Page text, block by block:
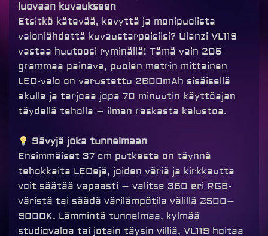
luovaan kuvaukseen
Etsitkö kätevää, kevyttä ja monipuolista
valonlähdettä kuvaustarpeisiisi? Ulanzi VL119
vastaa huutoosi ryminällä! Tämä vain 205
grammaa painava, puolen metrin mittainen
LED-valo on varustettu 2600mAh sisäisellä
akulla ja tarjoaa jopa 70 minuutin käyttöajan
täydellä teholla – ilman raskasta kalustoa.
Sävyjä joka tunnelmaan
Ensimmäiset 37 cm putkesta on täynnä
tehokkaita LEDejä, joiden väriä ja kirkkautta
voit säätää vapaasti – valitse 360 eri RGB-
väristä tai säädä värilämpötila välillä 2500–
9000K. Lämmintä tunnelmaa, kylmää
studiovaloa tai jotain täysin villiä, VL119 hoitaa